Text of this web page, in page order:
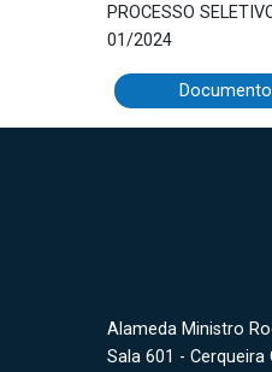
PROCESSO
01/2024
Alameda Ministro
Sala 601 - Cerqueira